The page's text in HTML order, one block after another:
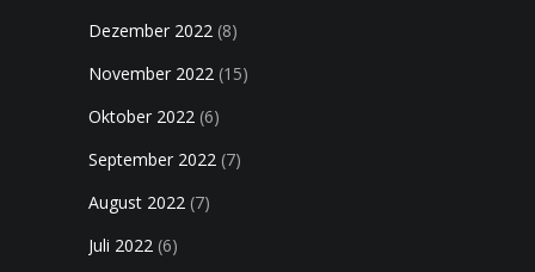
Dezember 2022 (8)
November 2022 (15)
Oktober 2022 (6)
September 2022 (7)
August 2022 (7)
Juli 2022 (6)